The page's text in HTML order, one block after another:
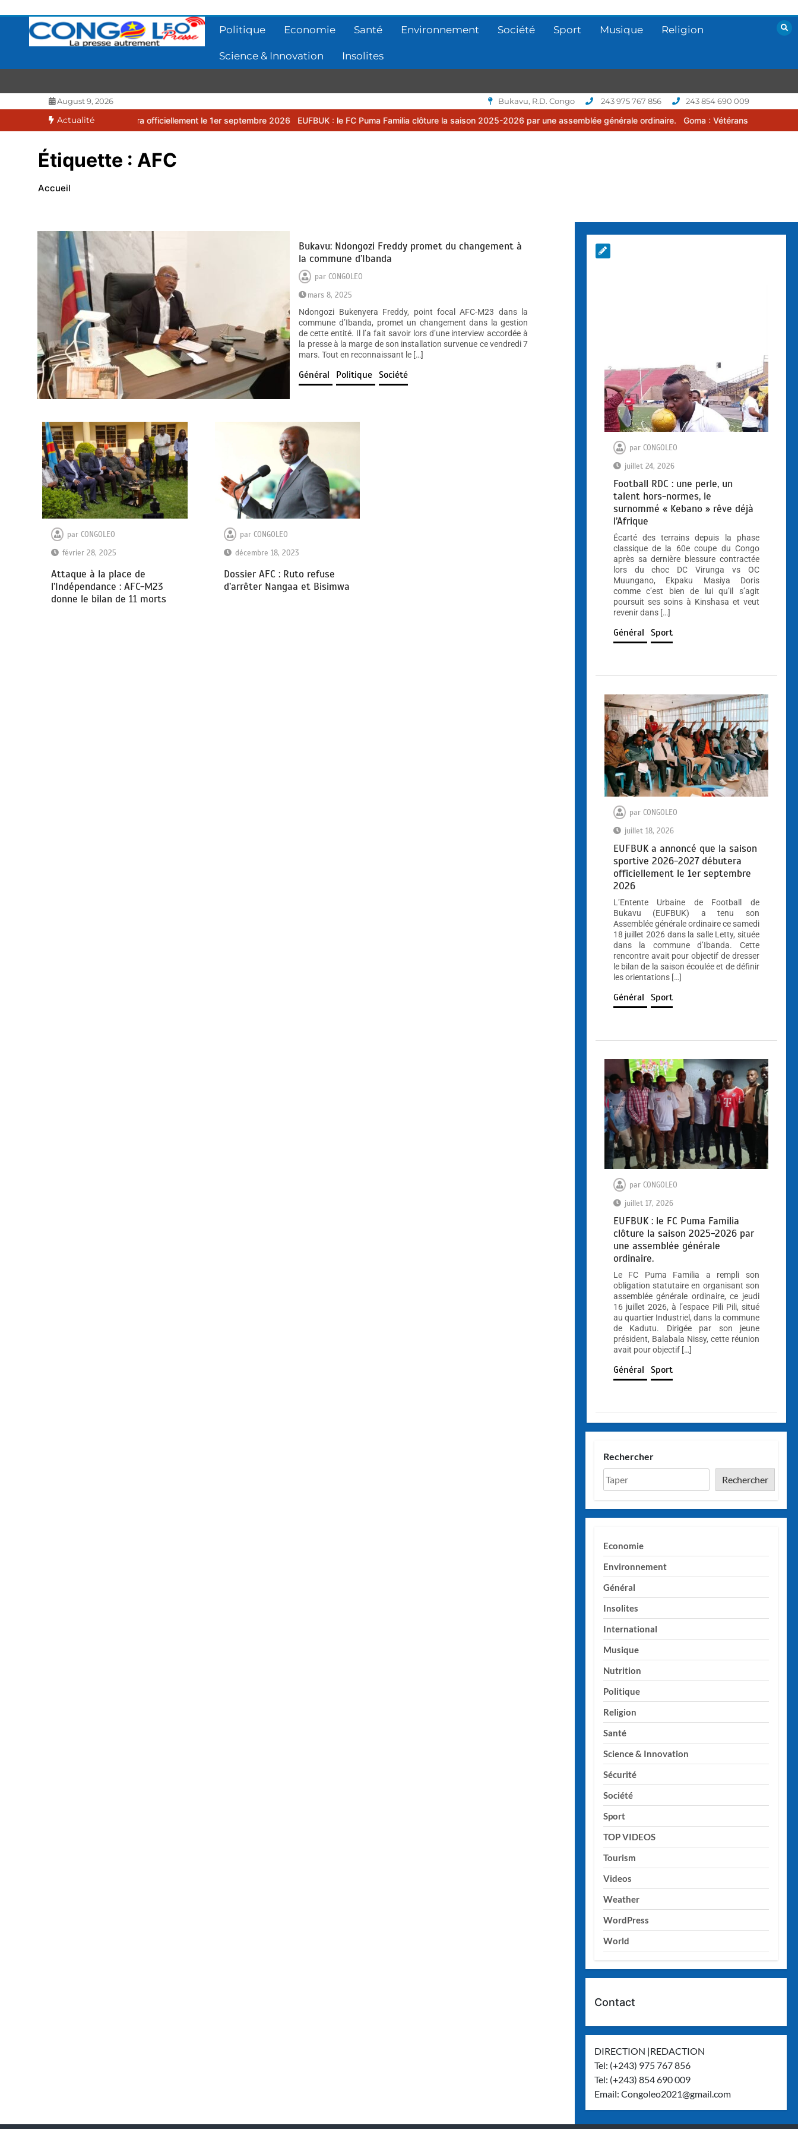
contenu
Politique Economie Santé Environnement Société Sport Musique Religion
Science & Innovation Insolites
CONGOLEO
La presse autrement
August 9, 2026 Bukavu, R.D. Congo 243 975 767 856 243 854 690 009
Actualité
2027 débutera officiellement le 1er septembre 2026 EUFBUK : le FC Puma Familia clôture la saison 2025-2026 par une assemblée générale ordinaire. Goma : Vétérans Cup 2026 -2027, une
Étiquette : AFC
Accueil
Bukavu: Ndongozi Freddy promet du changement à
la commune d’Ibanda
parCONGOLEO
mars 8, 2025
Ndongozi Bukenyera Freddy, point focal AFC-M23 dans la
commune d’Ibanda, promet un changement dans la gestion
de cette entité. Il l’a fait savoir lors d’une interview accordée à
la presse à la marge de son installation survenue ce vendredi 7
mars. Tout en reconnaissant le […]
Général Politique Société
parCONGOLEO
février 28, 2025
Attaque à la place de
l’Indépendance : AFC-M23
donne le bilan de 11 morts
par CONGOLEO
décembre 18, 2023
Dossier AFC : Ruto refuse
d’arrêter Nangaa et Bisimwa
par CONGOLEO
juillet 24, 2026
Football RDC : une perle, un
talent hors-normes, le
surnommé « Kebano » rêve déjà
l’Afrique
Écarté des terrains depuis la phase
classique de la 60e coupe du Congo
après sa dernière blessure contractée
lors du choc DC Virunga vs OC
Muungano, Ekpaku Masiya Doris
comme c’est bien de lui qu’il s’agit
poursuit ses soins à Kinshasa et veut
revenir dans […]
Général Sport
par CONGOLEO
juillet 18, 2026
EUFBUK a annoncé que la saison
sportive 2026-2027 débutera
officiellement le 1er septembre
2026
L’Entente Urbaine de Football de
Bukavu (EUFBUK) a tenu son
Assemblée générale ordinaire ce samedi
18 juillet 2026 dans la salle Letty, située
dans la commune d’Ibanda. Cette
rencontre avait pour objectif de dresser
le bilan de la saison écoulée et de définir
les orientations […]
Général Sport
par CONGOLEO
juillet 17, 2026
EUFBUK : le FC Puma Familia
clôture la saison 2025-2026 par
une assemblée générale
ordinaire.
Le FC Puma Familia a rempli son
obligation statutaire en organisant son
assemblée générale ordinaire, ce jeudi
16 juillet 2026, à l’espace Pili Pili, situé
au quartier Industriel, dans la commune
de Kadutu. Dirigée par son jeune
président, Balabala Nissy, cette réunion
avait pour objectif […]
Général Sport
Rechercher
Rechercher
Economie
Environnement
Général
Insolites
International
Musique
Nutrition
Politique
Religion
Santé
Science & Innovation
Sécurité
Société
Sport
TOP VIDEOS
Tourism
Videos
Weather
WordPress
World
Contact
DIRECTION |REDACTION
Tel: (+243) 975 767 856
Tel: (+243) 854 690 009
Email:Congoleo2021@gmail.com